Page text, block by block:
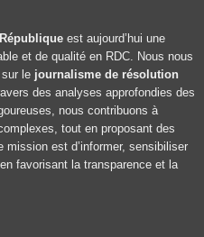
est aujourd’hui une
et de qualité en RDC. Nous nous
le journalisme de résolution
des analyses approfondies des
nous contribuons à
tout en proposant des
est d’informer, sensibiliser
favorisant la transparence et la